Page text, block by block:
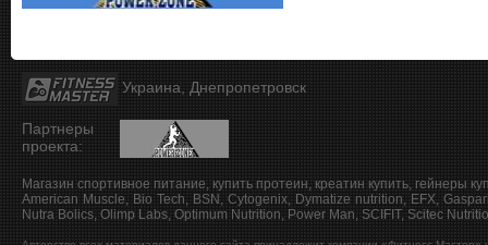
Украина, Днепропетровск
Партнеры
проекта:
Магазин спортивное питание, купить протеин, креатин купить, гейнеры
American Muscle, Bio Tech, BSN, Cytogenix, Dymatize nutrition, EFX,
Nutra Bolics, Olimp Labs, Optimum Nutrition, Power Man, SCIFIT, Scitec